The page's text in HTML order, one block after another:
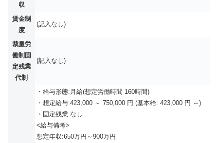
収
賃金制
度
(記入なし)
裁量労
働制固
定残業
代制
(記入なし)
・給与形態:月給(想定労働時間 160時間)
・想定給与:423,000 ～ 750,000 円 (基本給: 423,000 円 ～)
・固定残業:なし
<給与備考>
想定年収:650万円～900万円